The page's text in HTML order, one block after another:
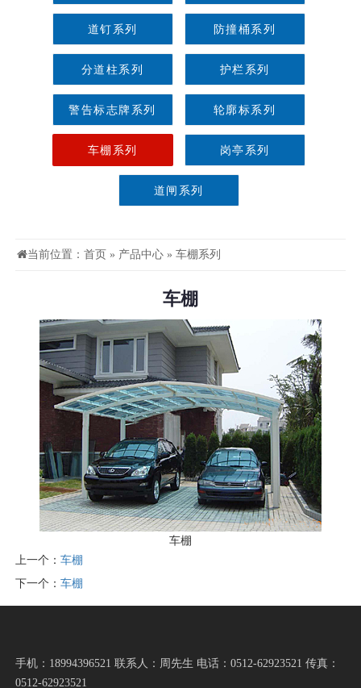
道钉系列 防撞桶系列
分道柱系列 护栏系列
警告标志牌系列 轮廓标系列
车棚系列 岗亭系列
道闸系列
当前位置：首页 » 产品中心 »车棚系列
车棚
车棚
上一个：车棚
下一个：车棚
手机：18994396521 联系人：周先生 电话：0512-62923521 传真：
0512-62923521